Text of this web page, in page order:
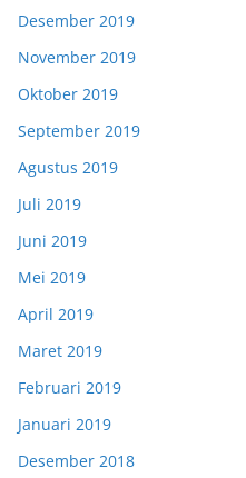
Desember 2019
November 2019
Oktober 2019
September 2019
Agustus 2019
Juli 2019
Juni 2019
Mei 2019
April 2019
Maret 2019
Februari 2019
Januari 2019
Desember 2018